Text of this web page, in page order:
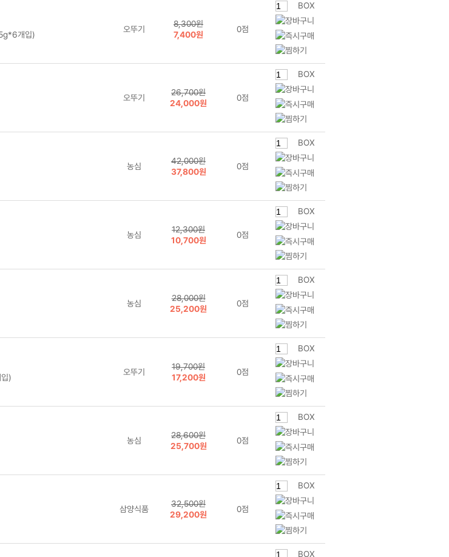
개입)
오뚜기
8,300원
7,400원
0점
BOX
오뚜기
26,700원
24,000원
0점
BOX
농심
42,000원
37,800원
0점
BOX
농심
12,300원
10,700원
0점
BOX
농심
28,000원
25,200원
0점
BOX
)
오뚜기
19,700원
17,200원
0점
BOX
농심
28,600원
25,700원
0점
BOX
삼양식품
32,500원
29,200원
0점
BOX
BOX